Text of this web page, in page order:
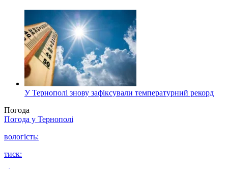
У Тернополі знову зафіксували температурний рекорд
Погода
Погода у Тернополі
вологість:
тиск: